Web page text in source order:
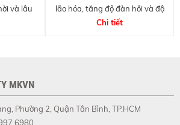
và lâu
lão hóa, tăng độ đàn hồi và độ
săn chắc cho làn da.
Chi tiết
MKVN
Phường 2, Quận Tân Bình, TP.HCM
6980